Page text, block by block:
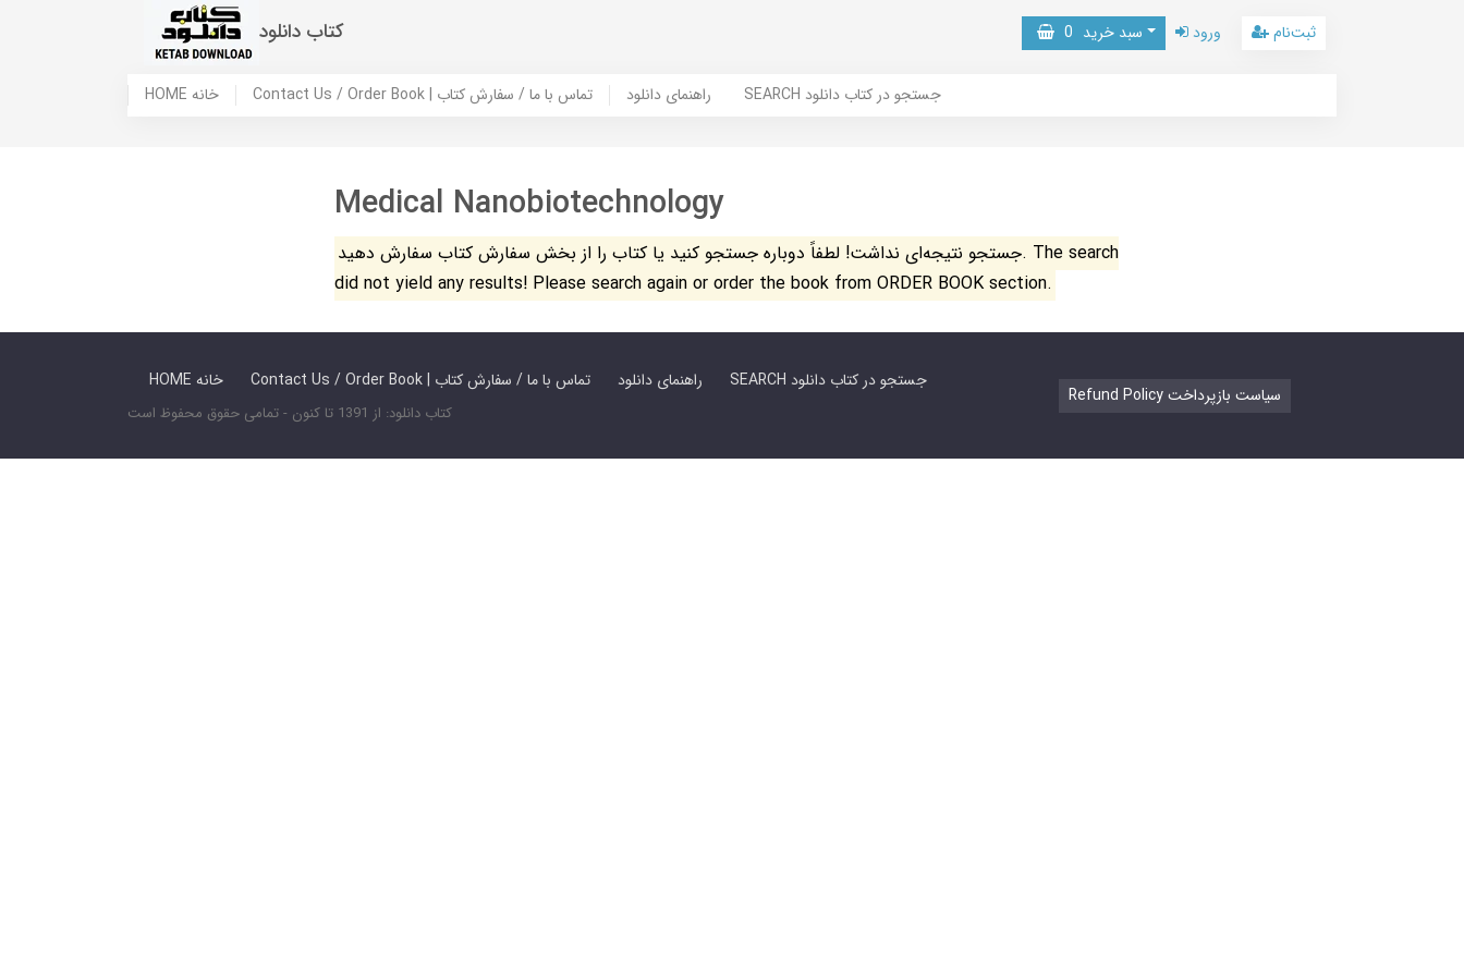
کتاب دانلود سبد خرید 0 ورود ثبت‌نام
HOME خانه Contact Us / Order Book | تماس با ما / سفارش کتاب راهنمای دانلود SEARCH جستجو در کتاب دانلود
Medical Nanobiotechnology
جستجو نتیجه‌ای نداشت! لطفاً دوباره جستجو کنید یا کتاب را از بخش سفارش کتاب سفارش دهید. The search
did not yield any results! Please search again or order the book from ORDER BOOK section.
HOME خانه Contact Us / Order Book | تماس با ما / سفارش کتاب راهنمای دانلود SEARCH جستجو در کتاب دانلود
کتاب دانلود: از 1391 تا کنون - تمامی حقوق محفوظ است
Refund Policy سیاست بازپرداخت